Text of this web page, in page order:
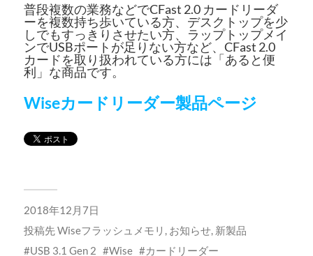
普段複数の業務などでCFast 2.0 カードリーダ
ーを複数持ち歩いている方、デスクトップを少
しでもすっきりさせたい方、ラップトップメイ
ンでUSBポートが足りない方など、CFast 2.0
カードを取り扱われている方には「あると便
利」な商品です。
Wiseカードリーダー製品ページ
2018年12月7日
投稿先Wiseフラッシュメモリ , お知らせ, 新製品
USB 3.1 Gen 2
Wise カードリーダー